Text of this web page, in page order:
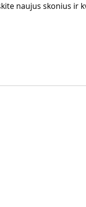
naujus skonius ir